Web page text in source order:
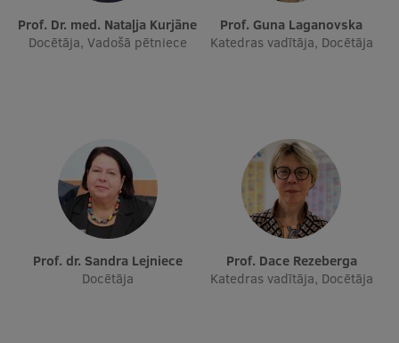
Prof. Dr. med. Nataļja Kurjāne
Docētāja, Vadošā pētniece
Prof. Guna Laganovska
Katedras vadītāja, Docētāja
Prof. dr. Sandra Lejniece
Docētāja
Prof. Dace Rezeberga
Katedras vadītāja, Docētāja